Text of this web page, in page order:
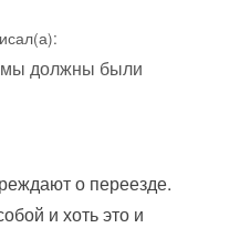
мы должны были
о переезде.
и хоть это и